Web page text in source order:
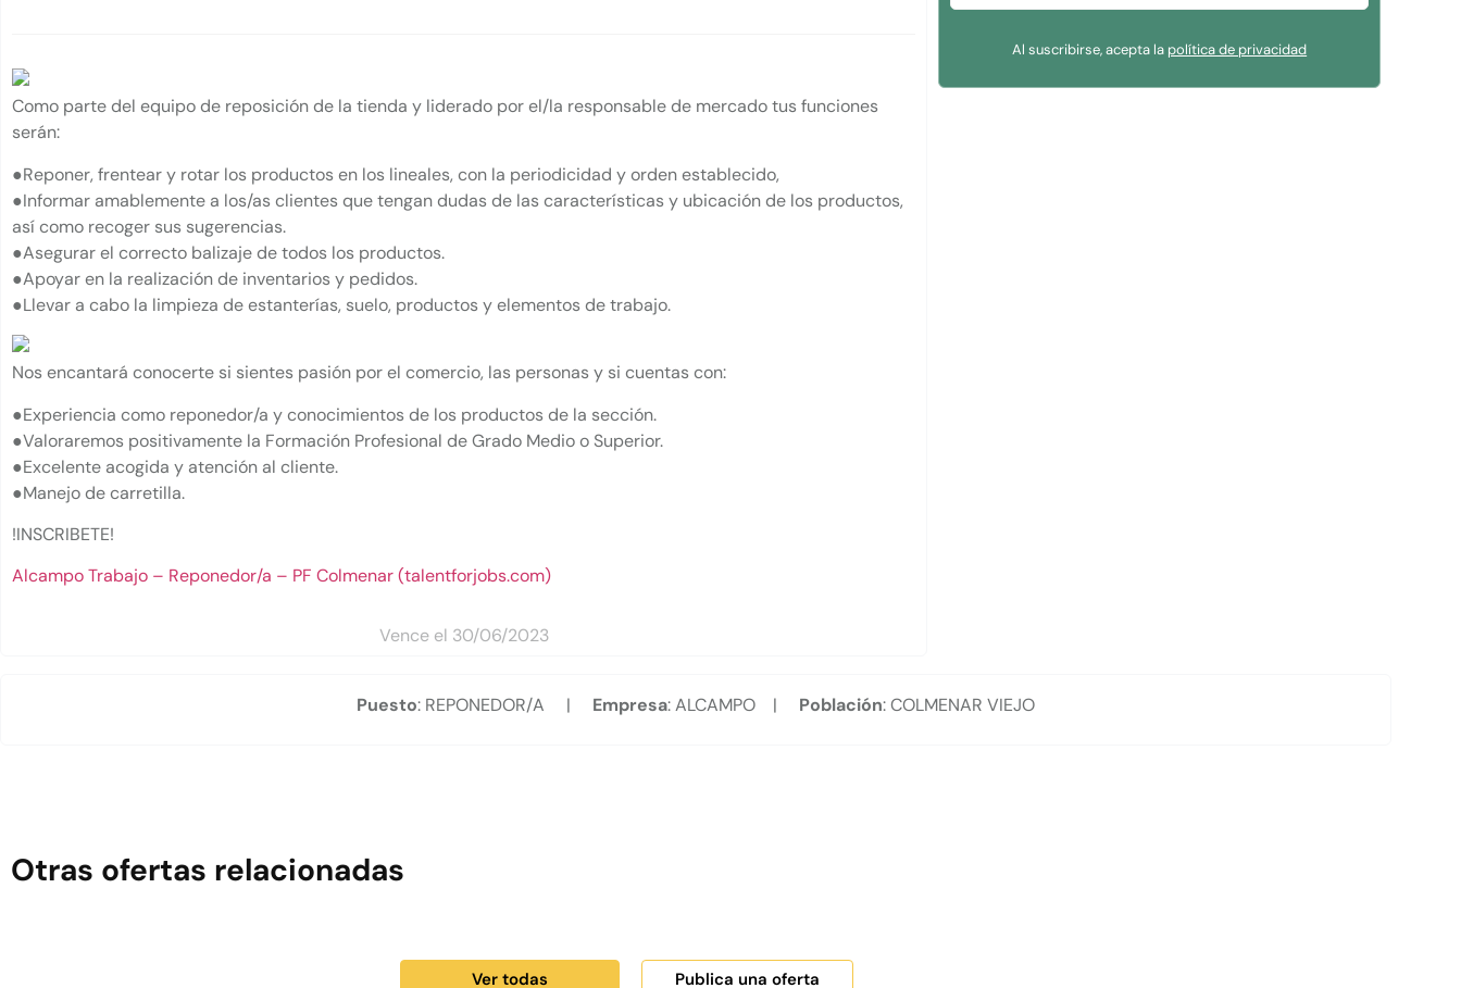
Como parte del equipo de reposición de la tienda y liderado por el/la responsable de mercado tus funciones
serán:
●Reponer, frentear y rotar los productos en los lineales, con la periodicidad y orden establecido,
●Informar amablemente a los/as clientes que tengan dudas de las características y ubicación de los productos,
así como recoger sus sugerencias.
●Asegurar el correcto balizaje de todos los productos.
●Apoyar en la realización de inventarios y pedidos.
●Llevar a cabo la limpieza de estanterías, suelo, productos y elementos de trabajo.
Nos encantará conocerte si sientes pasión por el comercio, las personas y si cuentas con:
●Experiencia como reponedor/a y conocimientos de los productos de la sección.
●Valoraremos positivamente la Formación Profesional de Grado Medio o Superior.
●Excelente acogida y atención al cliente.
●Manejo de carretilla.
!INSCRIBETE!
Alcampo Trabajo – Reponedor/a – PF Colmenar (talentforjobs.com)
Vence el 30/06/2023
Al suscribirse, acepta la política de privacidad
Puesto: REPONEDOR/A | Empresa: ALCAMPO | Población: COLMENAR VIEJO
Otras ofertas relacionadas
Ver todas Publica una oferta